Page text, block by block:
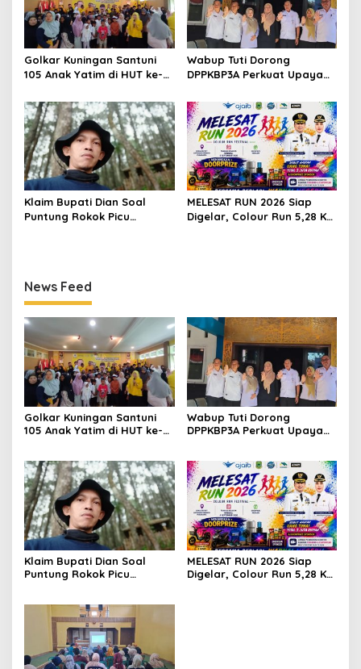
Golkar Kuningan Santuni
105 Anak Yatim di HUT ke-
Doakan Partai Semakin
Berjaya
Wabup Tuti Dorong
DPPKBP3A Perkuat Upaya
Tingkatkan Kesejahteraan
Keluarga
Klaim Bupati Dian Soal
Puntung Rokok Picu
MELESAT RUN 2026 Siap
Digelar, Colour Run 5,28 Km
News Feed
Golkar Kuningan Santuni
105 Anak Yatim di HUT ke-
Berjaya
Wabup Tuti Dorong
DPPKBP3A Perkuat Upaya
Keluarga
Klaim Bupati Dian Soal
Puntung Rokok Picu
Sesuai Kajian Ilmiah
MELESAT RUN 2026 Siap
Digelar, Colour Run 5,28 Km